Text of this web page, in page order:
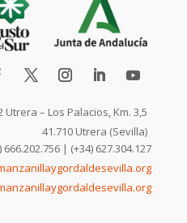
Utrera – Los Palacios, Km. 3,5
41.710 Utrera (Sevilla)
666.202.756 | (+34) 627.304.127